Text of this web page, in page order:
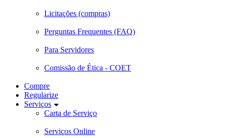
Licitações (compras)
Perguntas Frequentes (FAQ)
Para Servidores
Comissão de Ética - COET
Compre
Regularize
Serviços
Carta de Serviço
Serviços Online